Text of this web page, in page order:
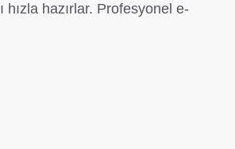
hazırlar. Profesyonel e-